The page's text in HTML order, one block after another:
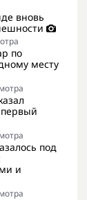
вновь
по
месту
под
и